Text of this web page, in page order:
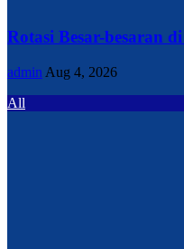
Rotasi Besar-besaran
admin Aug 4, 2026
All